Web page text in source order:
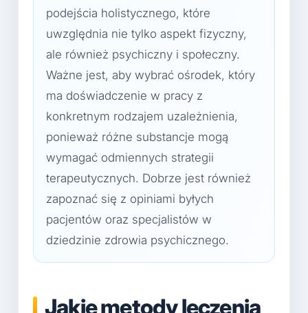
podejścia holistycznego, które
uwzględnia nie tylko aspekt fizyczny,
ale również psychiczny i społeczny.
Ważne jest, aby wybrać ośrodek, który
ma doświadczenie w pracy z
konkretnym rodzajem uzależnienia,
ponieważ różne substancje mogą
wymagać odmiennych strategii
terapeutycznych. Dobrze jest również
zapoznać się z opiniami byłych
pacjentów oraz specjalistów w
dziedzinie zdrowia psychicznego.
Jakie metody leczenia